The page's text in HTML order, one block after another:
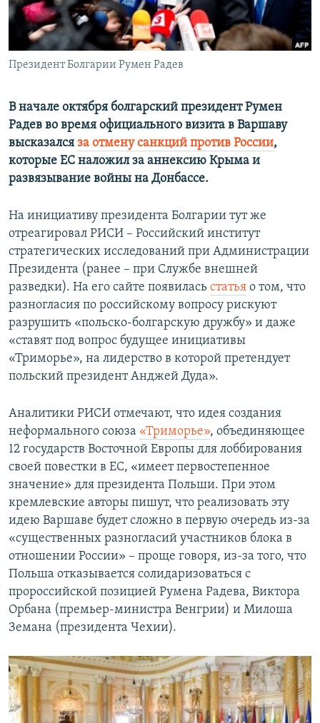
ПОБЕДИТЕЛЕЙ НЕ СУДЯТ?
КРЫМ.НЕПОКОРЕННЫЙ
ELIFBE
ПРИСОЕДИНЯЙТЕСЬ!
Все сайты RFE/RL
Президент Болгарии Румен Радев
В начале октября болгарский президент Румен
Радев во время официального визита в Варшаву
высказался за отмену санкций против России,
которые ЕС наложил за аннексию Крыма и
развязывание войны на Донбассе.
На инициативу президента Болгарии тут же
отреагировал РИСИ – Российский институт
стратегических исследований при Администрации
Президента (ранее – при Службе внешней
разведки). На его сайте появилась статья о том, что
разногласия по российскому вопросу рискуют
разрушить «польско-болгарскую дружбу» и даже
«ставят под вопрос будущее инициативы
«Триморье», на лидерство в которой претендует
польский президент Анджей Дуда».
Аналитики РИСИ отмечают, что идея создания
неформального союза «Триморье», объединяющее
12 государств Восточной Европы для лоббирования
своей повестки в ЕС, «имеет первостепенное
значение» для президента Польши. При этом
кремлевские авторы пишут, что реализовать эту
идею Варшаве будет сложно в первую очередь из-за
«существенных разногласий участников блока в
отношении России» – проще говоря, из-за того, что
Польша отказывается солидаризоваться с
пророссийской позицией Румена Радева, Виктора
Орбана (премьер-министра Венгрии) и Милоша
Земана (президента Чехии).